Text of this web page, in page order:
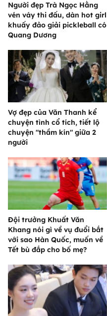
Người đẹp Trà Ngọc Hằng
vén váy thi đấu, dàn hot girl
khuấy đảo giải pickleball có
Quang Dương
Vợ đẹp của Văn Thanh kể
chuyện tình cổ tích, tiết lộ
chuyện "thầm kín" giữa 2
người
Đội trưởng Khuất Văn
Khang nói gì về vụ đuổi bắt
với sao Hàn Quốc, muốn về
Tết bù đắp cho bố mẹ?